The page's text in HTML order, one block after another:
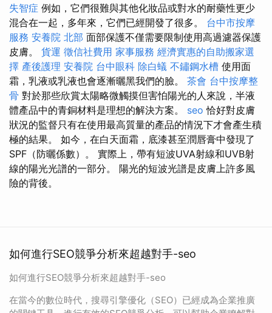
失智症 例如，它們很難與其他化妝品或對水的耐藥性更少
混合在一起，多年來，它們已經開發了很多。 台中市按摩
服務 安養院 北部 面部保護不僅需要限制使用高過濾器保護
皮膚。 貨運 徵信社費用 家事服務 經濟實惠的自助搬家選
擇 產後護理 安養院 台中眼科 除白蟻 不鏽鋼水槽 使用面
霜，乳液或乳液也會逐漸曬黑我們的臉。 茶會 台中按摩整
骨 對於那些欣賞太陽略微觸摸但害怕陽光的人來說，半液
體產品中的青銅材料是理想的解決方案。 seo 恰好對皮膚
狀況的監督只有在使用最高質量的產品的情況下才會產生積
極的結果。 如今，在白天面霜，底漆甚至潤唇膏中發現了
SPF（防曬係數）。 實際上，帶有短波UVA射線和UVB射
線的陽光光譜的一部分。 陽光的短波光譜是皮膚上許多風
險的背後。
如何進行SEO競爭分析來超越對手-seo
如何進行SEO競爭分析來超越對手-seo
在當今的數位時代，搜尋引擎優化（SEO）已經成為企業推廣